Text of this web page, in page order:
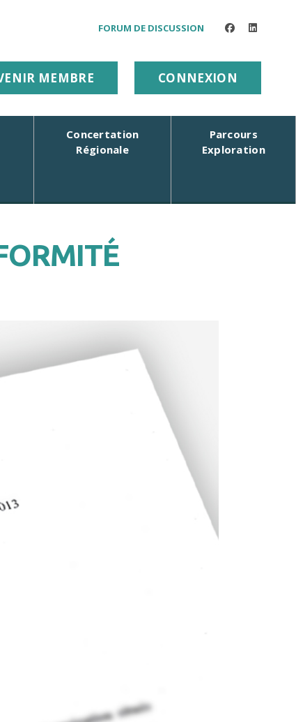
FORUM DE DISCUSSION facebooklinkedin
MEMBRE CONNEXION
Concertation
Régionale
Parcours
Exploration